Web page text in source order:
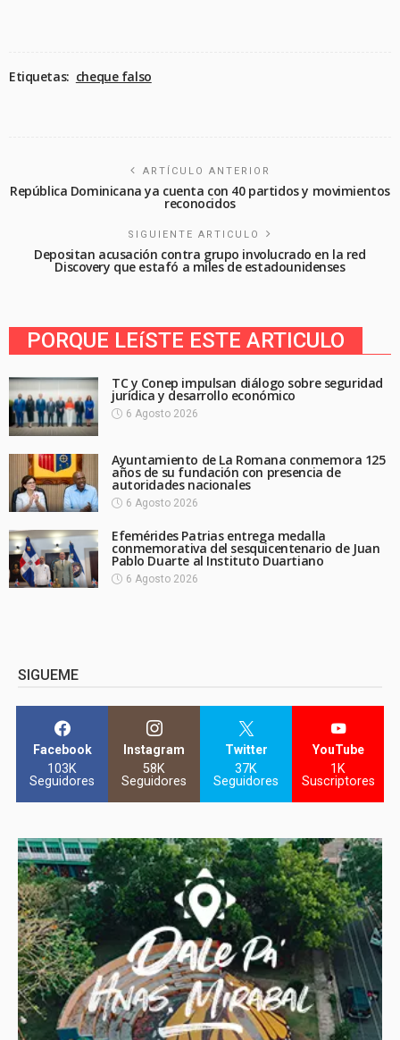
Etiquetas: cheque falso
ARTÍCULO ANTERIOR
República Dominicana ya cuenta con 40 partidos y movimientos
reconocidos
SIGUIENTE ARTICULO
Depositan acusación contra grupo involucrado en la red
Discovery que estafó a miles de estadounidenses
PORQUE LEíSTE ESTE ARTICULO
TC y Conep impulsan diálogo sobre seguridad
jurídica y desarrollo económico
6 Agosto 2026
Ayuntamiento de La Romana conmemora 125
años de su fundación con presencia de
autoridades nacionales
6 Agosto 2026
Efemérides Patrias entrega medalla
conmemorativa del sesquicentenario de Juan
Pablo Duarte al Instituto Duartiano
6 Agosto 2026
SIGUEME
Facebook
103K
Seguidores
Instagram
58K
Seguidores
Twitter
37K
Seguidores
YouTube
1K
Suscriptores